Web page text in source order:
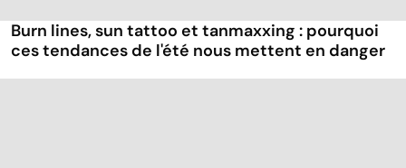
Burn lines, sun tattoo et tanmaxxing : pourquoi
ces tendances de l'été nous mettent en danger